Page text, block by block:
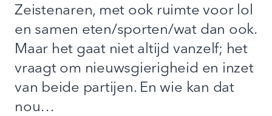
Zeistenaren, met ook ruimte voor lol
en samen eten/sporten/wat dan ook.
Maar het gaat niet altijd vanzelf; het
vraagt om nieuwsgierigheid en inzet
van beide partijen. En wie kan dat
nou…